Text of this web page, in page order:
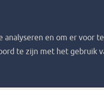
en om er voor te
te zijn met het gebruik